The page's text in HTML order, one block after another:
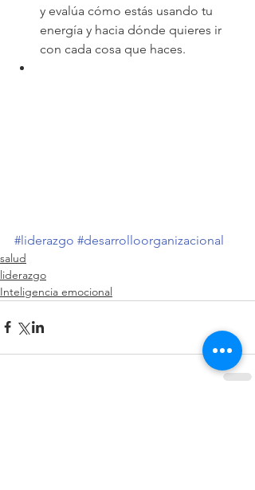
y evalúa cómo estás usando tu
energía y hacia dónde quieres ir
con cada cosa que haces.
#liderazgo #desarrolloorganizacional
salud
liderazgo
Inteligencia emocional